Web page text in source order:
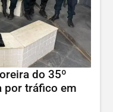
do 35º
por tráfico em